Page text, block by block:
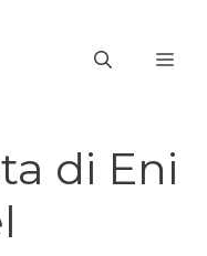
di Eni